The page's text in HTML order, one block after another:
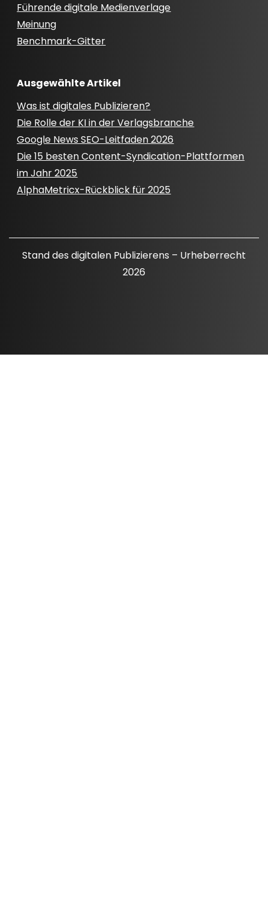
Führende digitale Medienverlage
Meinung
Benchmark-Gitter
Ausgewählte Artikel
Was ist digitales Publizieren?
Die Rolle der KI in der Verlagsbranche
Google News SEO-Leitfaden 2026
Die 15 besten Content-Syndication-Plattformen
im Jahr 2025
AlphaMetricx-Rückblick für 2025
Stand des digitalen Publizierens – Urheberrecht
2026